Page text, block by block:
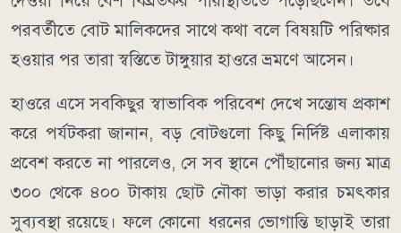
পরবর্তীতে বোট মালিকদের সাথে কথা বলে বিষয়টি পরিষ্কার
হওয়ার পর তারা স্বস্তিতে টাঙ্গুয়ার হাওরে ভ্রমণে আসেন।
​হাওরে এসে সবকিছুর স্বাভাবিক পরিবেশ দেখে সন্তোষ প্রকাশ
করে পর্যটকরা জানান, বড় বোটগুলো কিছু নির্দিষ্ট এলাকায়
প্রবেশ করতে না পারলেও, সে সব স্থানে পৌঁছানোর জন্য মাত্র
৩০০ থেকে ৪০০ টাকায় ছোট নৌকা ভাড়া করার চমৎকার
সুব্যবস্থা রয়েছে। ফলে কোনো ধরনের ভোগান্তি ছাড়াই তারা